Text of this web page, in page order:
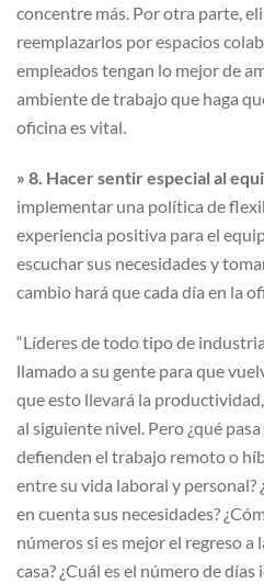
concentre más. Por otra parte,
reemplazarlos por espacios
empleados tengan lo mejor de
ambiente de trabajo que haga
oficina es vital.
» 8. Hacer sentir especial al
implementar una política de
experiencia positiva para el
escuchar sus necesidades y
cambio hará que cada día en la
“Líderes de todo tipo de
llamado a su gente para que
que esto llevará la
al siguiente nivel. Pero ¿qué
defienden el trabajo remoto o
entre su vida laboral y
en cuenta sus necesidades?
números si es mejor el regreso
casa? ¿Cuál es el número de días